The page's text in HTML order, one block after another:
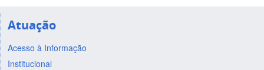
Atuação
Acesso à Informação
Institucional